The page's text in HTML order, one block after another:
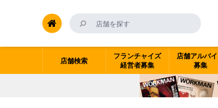
フランチャイズ
経営者募集
店舗検索
店舗アルバ
募集